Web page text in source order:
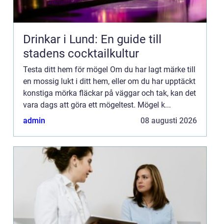
Drinkar i Lund: En guide till
stadens cocktailkultur
Testa ditt hem för mögel Om du har lagt märke till
en mossig lukt i ditt hem, eller om du har upptäckt
konstiga mörka fläckar på väggar och tak, kan det
vara dags att göra ett mögeltest. Mögel k...
admin
08 augusti 2026